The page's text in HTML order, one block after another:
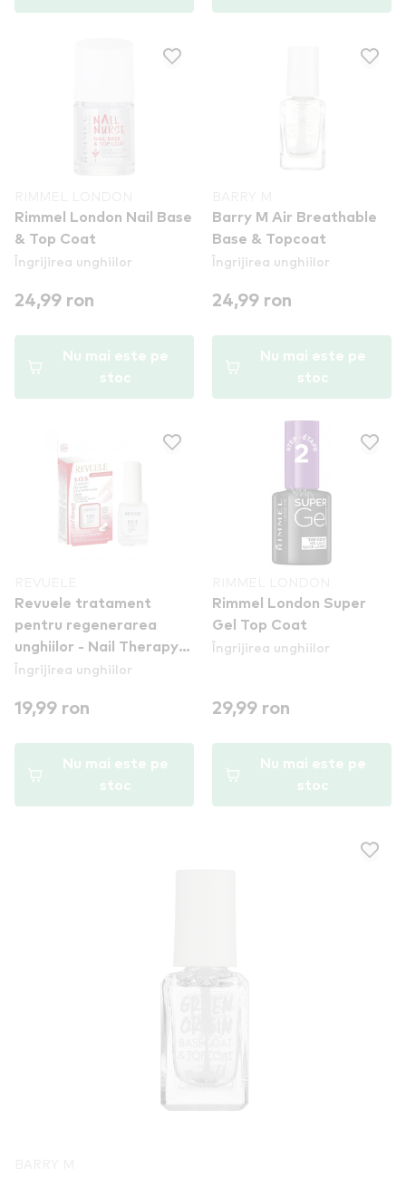
Rimmel London Nail Base
& Top Coat
Îngrijirea unghiilor
24,99 ron
Nu mai este pe
stoc
Barry M Air Breathable
Base & Topcoat
Îngrijirea unghiilor
24,99 ron
Nu mai este pe
stoc
Revuele tratament
pentru regenerarea
unghiilor - Nail Therapy
S.O.S. Complex For
Îngrijirea unghiilor
19,99 ron
Nu mai este pe
stoc
Rimmel London Super
Gel Top Coat
Îngrijirea unghiilor
29,99 ron
Nu mai este pe
stoc